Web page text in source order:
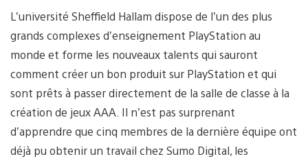
L’université Sheffield Hallam dispose de l’un des plus
grands complexes d’enseignement PlayStation au
monde et forme les nouveaux talents qui sauront
comment créer un bon produit sur PlayStation et qui
sont prêts à passer directement de la salle de classe à la
création de jeux AAA. Il n’est pas surprenant
d’apprendre que cinq membres de la dernière équipe ont
déjà pu obtenir un travail chez Sumo Digital, les